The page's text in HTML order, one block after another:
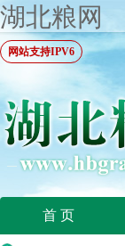
湖北粮网
网站支持IPV6
首 页